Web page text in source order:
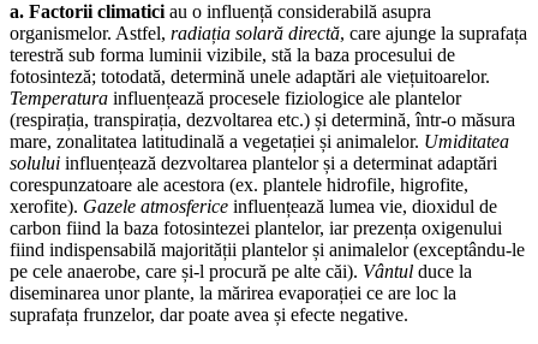
a. Factorii climatici au o influență considerabilă asupra
organismelor. Astfel, radiația solară directă, care ajunge la suprafața
terestră sub forma luminii vizibile, stă la baza procesului de
fotosinteză; totodată, determină unele adaptări ale viețuitoarelor.
Temperatura influențează procesele fiziologice ale plantelor
(respirația, transpirația, dezvoltarea etc.) și determină, într-o măsura
mare, zonalitatea latitudinală a vegetației și animalelor. Umiditatea
solului influențează dezvoltarea plantelor și a determinat adaptări
corespunzatoare ale acestora (ex. plantele hidrofile, higrofite,
xerofite). Gazele atmosferice influențează lumea vie, dioxidul de
carbon fiind la baza fotosintezei plantelor, iar prezența oxigenului
fiind indispensabilă majorității plantelor și animalelor (exceptându-le
pe cele anaerobe, care și-l procură pe alte căi). Vântul duce la
diseminarea unor plante, la mărirea evaporației ce are loc la
suprafața frunzelor, dar poate avea și efecte negative.